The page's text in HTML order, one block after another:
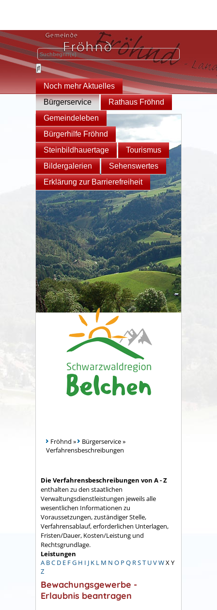
Noch mehr Aktuelles
Bürgerservice
Rathaus Fröhnd
Gemeindeleben
Bürgerhilfe Fröhnd
Steinbildhauertage
Tourismus
Bildergalerien
Sehenswertes
Erklärung zur Barrierefreiheit
Fröhnd » Bürgerservice»
Verfahrensbeschreibungen
Die Verfahrensbeschreibungen von A - Z
enthalten zu den staatlichen
Verwaltungsdienstleistungen jeweils alle
wesentlichen Informationen zu
Voraussetzungen, zuständiger Stelle,
Verfahrensablauf, erforderlichen Unterlagen,
Fristen/Dauer, Kosten/Leistung und
Rechtsgrundlage.
Leistungen
A BC D E FG H I J K L M N O P Q RST UVWX Y
Z
Bewachungsgewerbe -
Erlaubnis beantragen